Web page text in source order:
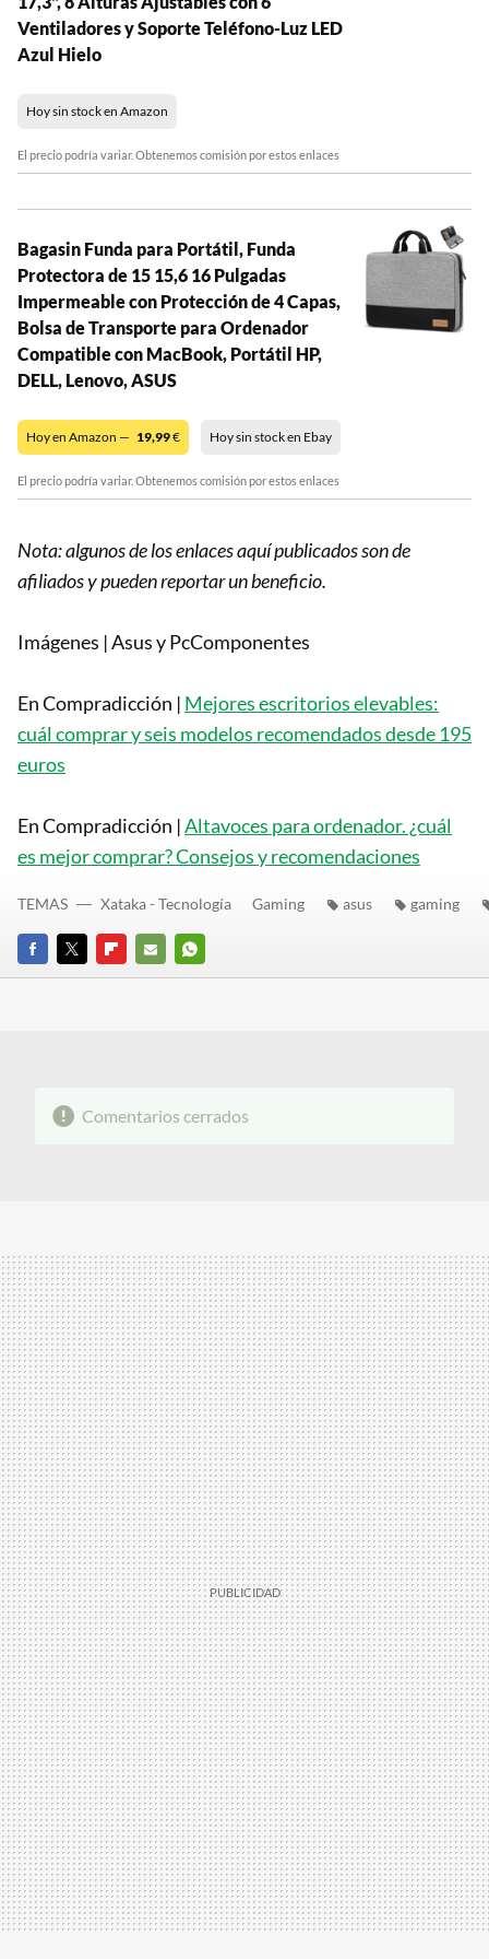
Ventiladores y Soporte Teléfono-Luz LED
Azul Hielo
Hoy sin stock en Amazon
El precio podría variar. Obtenemos comisión por estos enlaces
Bagasin Funda para Portátil, Funda
Protectora de 15 15,6 16 Pulgadas
Impermeable con Protección de 4 Capas,
Bolsa de Transporte para Ordenador
Compatible con MacBook, Portátil HP,
DELL, Lenovo, ASUS
Hoy en Amazon — 19,99€ Hoy sin stock en Ebay
El precio podría variar. Obtenemos comisión por estos enlaces
Nota: algunos de los enlaces aquí publicados son de
afiliados y pueden reportar un beneficio.
Imágenes | Asus y PcComponentes
En Compradicción | Mejores escritorios elevables:
cuál comprar y seis modelos recomendados desde 195
euros
En Compradicción |Altavoces para ordenador. ¿cuál
es mejor comprar? Consejos y recomendaciones
FACEBOOK
TWITTERFLIPBOARD
E-
WHATSAPP
TEMAS Xataka - Tecnología Gaming asus gaming
Comentarios cerrados